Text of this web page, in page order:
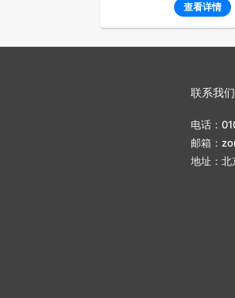
查看详情
联系我们
电话：
邮箱：
地址：北